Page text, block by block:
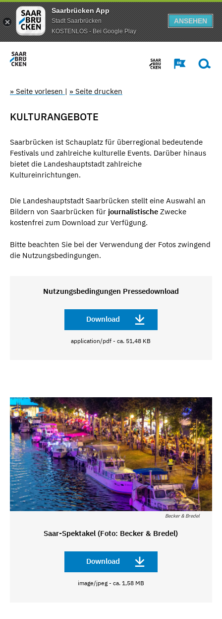
Saarbrücken App
Stadt Saarbrücken
KOSTENLOS - Bei Google Play
ANSEHEN
» Seite vorlesen | » Seite drucken
KULTURANGEBOTE
Saarbrücken ist Schauplatz für überregional bedeutende
Festivals und zahlreiche kulturelle Events. Darüber hinaus
bietet die Landeshauptstadt zahlreiche
Kultureinrichtungen.
Die Landeshauptstadt Saarbrücken stellt eine Auswahl an
Bildern von Saarbrücken für journalistische Zwecke
kostenfrei zum Download zur Verfügung.
Bitte beachten Sie bei der Verwendung der Fotos zwingend
die Nutzungsbedingungen.
Nutzungsbedingungen Pressedownload
Download
application/pdf - ca. 51,48 KB
Becker & Bredel
Saar-Spektakel (Foto: Becker & Bredel)
Download
image/jpeg - ca. 1,58 MB